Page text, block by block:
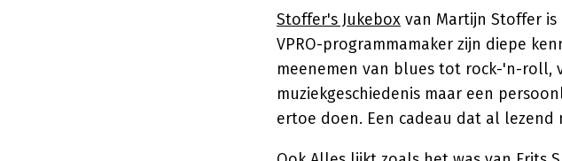
Stoffer's Jukebox van Martijn Stoffer
VPRO-programmamaker zijn diepe
meenemen van blues tot rock-'n-roll,
muziekgeschiedenis maar een
ertoe doen. Een cadeau dat al